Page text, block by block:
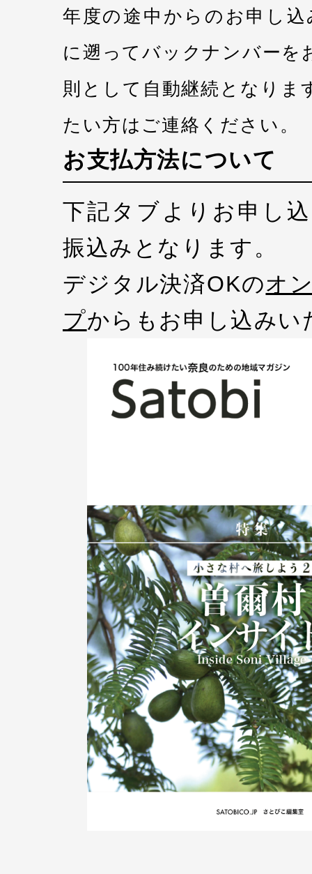
年度の途中からのお申し
に遡ってバックナンバーを
則として自動継続となりま
たい方はご連絡ください。
お支払方法について
下記タブよりお申し
振込みとなります。
デジタル決済OKのオ
プからもお申し込みい